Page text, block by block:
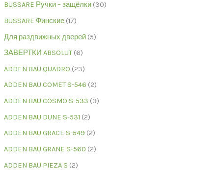
BUSSARE Ручки – защёлки 30
BUSSARE Финские 17
Для раздвижных дверей 5
ЗАВЕРТКИ ABSOLUT 6
ADDEN BAU QUADRO 23
ADDEN BAU COMET S-546 2
ADDEN BAU COSMO S-533 3
ADDEN BAU DUNE S-531 2
ADDEN BAU GRACE S-549 2
ADDEN BAU GRANE S-560 2
ADDEN BAU PIEZA S 2